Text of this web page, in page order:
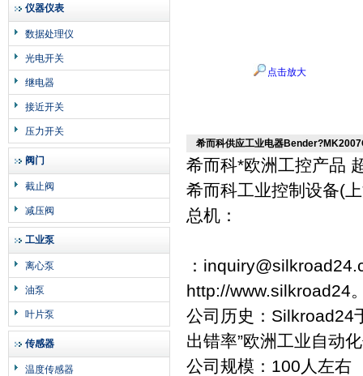
仪器仪表
数据处理仪
光电开关
继电器
接近开关
压力开关
阀门
截止阀
减压阀
工业泵
离心泵
油泵
叶片泵
传感器
温度传感器
点击放大
希而科供应工业电器
希而科*欧洲工控产
希而科工业控制设备(
总机：
：
http://www.silkroad24
公司历史：Silkroad24
出错率”欧洲工业自动
公司规模：100人左右